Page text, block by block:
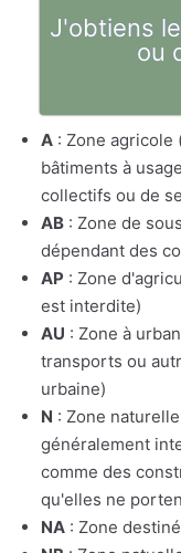
J'obtiens
ou
A : Zone
bâtiments à
collectifs ou de
AB : Zone de
dépendant des
AP : Zone
est interdite)
AU : Zone à
transports ou
urbaine)
N : Zone
généralement
comme des
qu'elles ne
NA : Zone